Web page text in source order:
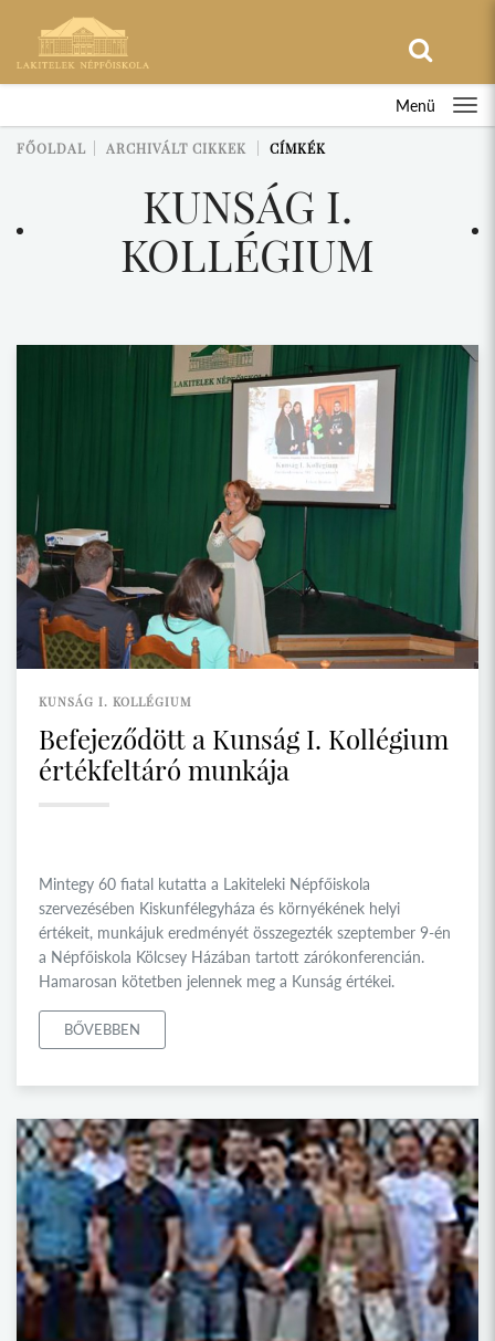
Menü
FŐOLDAL ARCHIVÁLT CIKKEK CÍMKÉK
KUNSÁG I.
KOLLÉGIUM
KUNSÁG I. KOLLÉGIUM
Befejeződött a Kunság I. Kollégium
értékfeltáró munkája
Mintegy 60 fiatal kutatta a Lakiteleki Népfőiskola
szervezésében Kiskunfélegyháza és környékének helyi
értékeit, munkájuk eredményét összegezték szeptember 9-én
a Népfőiskola Kölcsey Házában tartott zárókonferencián.
Hamarosan kötetben jelennek meg a Kunság értékei.
BŐVEBBEN